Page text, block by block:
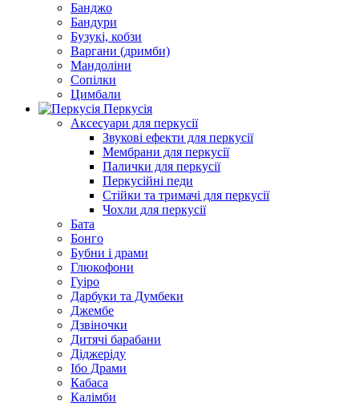
Банджо
Бандури
Бузукі, кобзи
Варгани (дримби)
Мандоліни
Сопілки
Цимбали
Перкусія
Аксесуари для перкусії
Звукові ефекти для перкусії
Мембрани для перкусії
Палички для перкусії
Перкусійні педи
Стійки та тримачі для перкусії
Чохли для перкусії
Бата
Бонго
Бубни і драми
Глюкофони
Гуіро
Дарбуки та Думбеки
Джембе
Дзвіночки
Дитячі барабани
Діджеріду
Ібо Драми
Кабаса
Калімби